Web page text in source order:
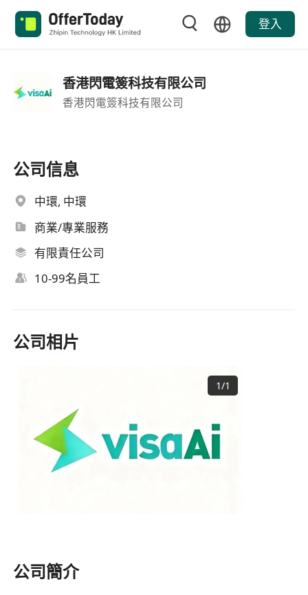
登入
香港閃電簽科技有限公司
香港閃電簽科技有限公司
公司信息
中環, 中環
商業/專業服務
有限責任公司
10-99名員工
公司相片
1/1
公司簡介